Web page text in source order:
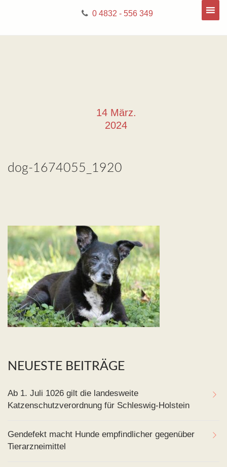
0 4832 - 556 349
14 März.
2024
dog-1674055_1920
NEUESTE BEITRÄGE
Ab 1. Juli 1026 gilt die landesweite
Katzenschutzverordnung für Schleswig-Holstein
Gendefekt macht Hunde empfindlicher gegenüber
Tierarzneimittel